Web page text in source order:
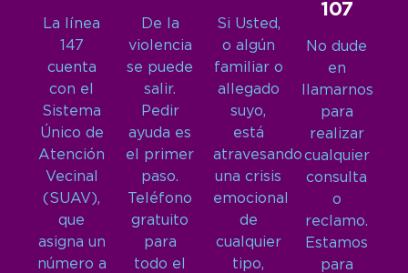
La línea
147
cuenta
con el
Sistema
Único de
Atención
Vecinal
(SUAV),
que
asigna un
número a
De la
violencia
se puede
salir.
Pedir
ayuda es
el primer
paso.
Teléfono
gratuito
para
todo el
Si Usted,
o algún
familiar o
allegado
suyo,
está
atravesando
una crisis
emocional
de
cualquier
tipo,
107
No dude
en
llamarnos
para
realizar
cualquier
consulta
o
reclamo.
Estamos
para